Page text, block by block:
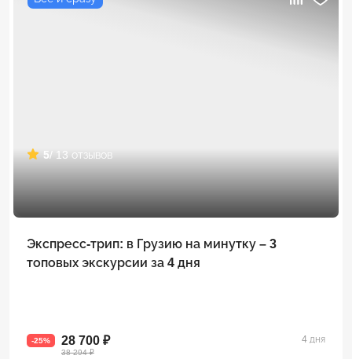
5/ 13 отзывов
Экспресс-трип: в Грузию на минутку – 3
топовых экскурсии за 4 дня
-25% 28 700 ₽
38 294 ₽
4 дня